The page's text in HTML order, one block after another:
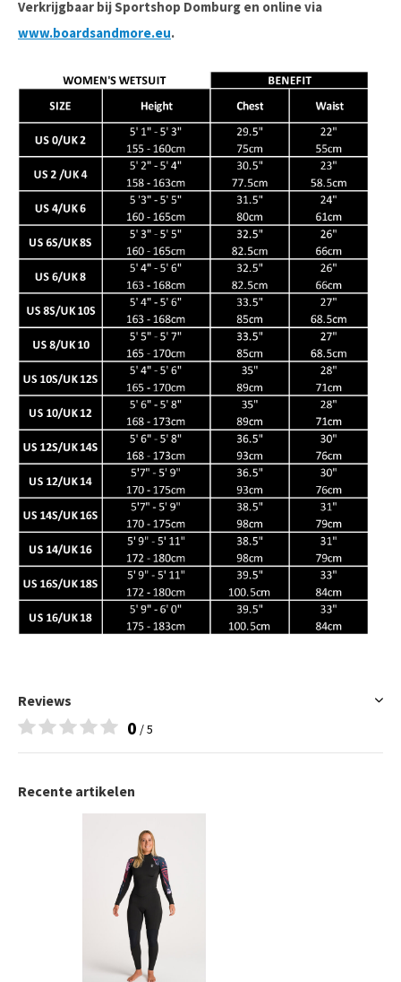
Verkrijgbaar bij Sportshop Domburg en online via
www.boardsandmore.eu.
Reviews
0 / 5
Recente artikelen